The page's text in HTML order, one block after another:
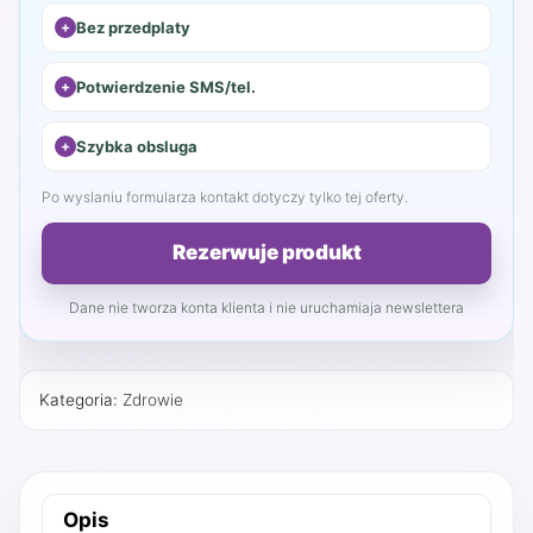
Bez przedplaty
Potwierdzenie SMS/tel.
Szybka obsluga
Po wyslaniu formularza kontakt dotyczy tylko tej oferty.
Rezerwuje produkt
Dane nie tworza konta klienta i nie uruchamiaja newslettera
Kategoria: Zdrowie
Opis